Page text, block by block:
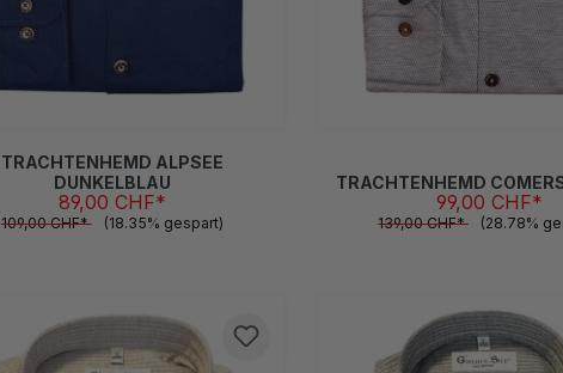
(Diese Option ist zurzeit nicht verfügbar.)
(Diese Option ist zurzeit nicht verfügbar.)
XL (Diese Option ist zurzeit nicht verfügbar.)
TRACHTENHEMD ALPSEE
DUNKELBLAU
89,00 CHF*
109,00 CHF* (18.35% gespart)
L M
TRACHTENHEMD
99,00 CHF*
139,00 CHF* (28.78%